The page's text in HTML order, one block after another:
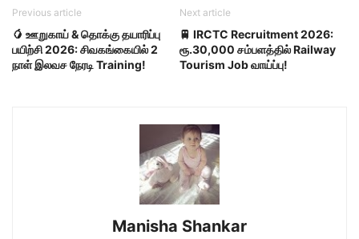
Previous article
🥭 ஊறுகாய் & தொக்கு தயாரிப்பு
பயிற்சி 2026: சிவகங்கையில் 2
நாள் இலவச நேரடி Training!
Next article
🚆 IRCTC Recruitment 2026:
ரூ.30,000 சம்பளத்தில் Railway
Tourism Job வாய்ப்பு!
Manisha Shankar